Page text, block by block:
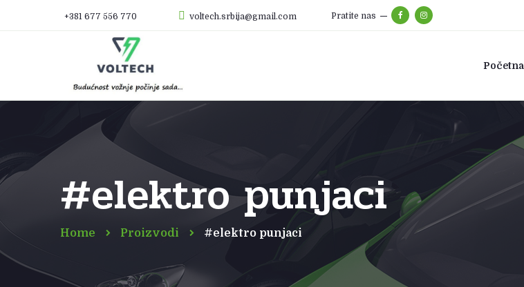
+381 677 556 770 voltech.srbija@gmail.com Pratite nas
Početna
#elektro punjaci
Home Proizvodi #elektro punjaci